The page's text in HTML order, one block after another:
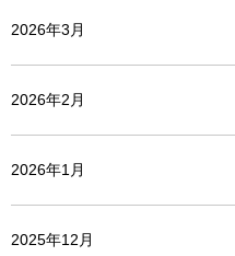
2026年3月
2026年2月
2026年1月
2025年12月